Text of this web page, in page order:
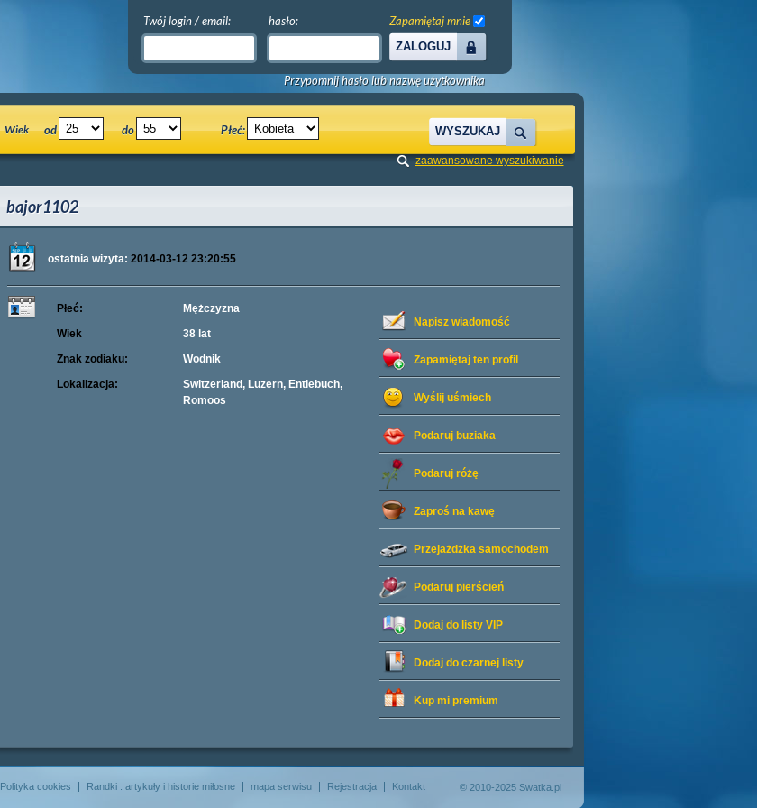
Twój login / email: hasło:
ZALOGUJ
Zapamiętaj mnie
Przypomnij hasło lub nazwę użytkownika
Wiek od do Płeć: WYSZUKAJ
zaawansowane wyszukiwanie
bajor1102
ostatnia wizyta: 2014-03-12 23:20:55
Napisz wiadomość
Zapamiętaj ten profil
Wyślij uśmiech
Podaruj buziaka
Podaruj różę
Zaproś na kawę
Przejażdżka samochodem
Podaruj pierścień
Dodaj do listy VIP
Dodaj do czarnej listy
Kup mi premium
Płeć:
Mężczyzna
Wiek
38 lat
Znak zodiaku:
Wodnik
Lokalizacja:
Switzerland, Luzern, Entlebuch,
Romoos
Polityka cookies Randki : artykuły i historie miłosne mapa serwisu Rejestracja Kontakt © 2010-2025 Swatka.pl